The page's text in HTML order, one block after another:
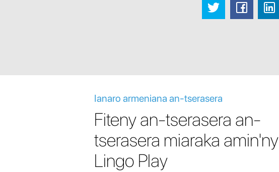
Ianaro armeniana an-tserasera
Fiteny an-tserasera an-
tserasera miaraka amin'ny
Lingo Play